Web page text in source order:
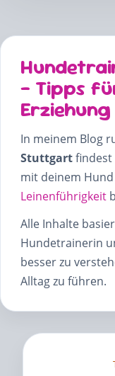
– Tipps
Erziehung
In meinem Blog
Stuttgartfindest
mit deinem
Leinenführigkeit
Alle Inhalte
Hundetrainerin
besser zu
Alltag zu führen.